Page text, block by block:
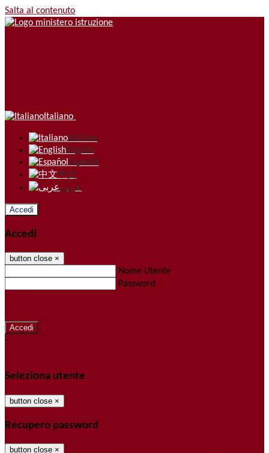
Salta al contenuto
Italiano
Italiano
English
Español
中文
عربى
Accedi
Accedi
button close ×
Nome Utente
Password
-
Seleziona utente
button close ×
Recupero password
button close ×